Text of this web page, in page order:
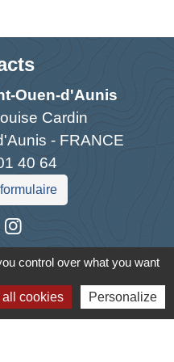
Ouen-d'Aunis
Cardin
- FRANCE
40 64
control over what you want
all cookies Personalize